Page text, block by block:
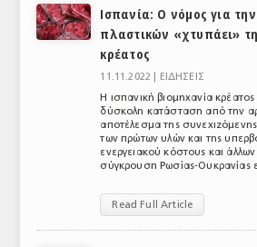
ΕΜΠΟΡΙΚΟΙ ΑΝΤΙΠΡΟΣΩΠΟΙ
ΕΛΛΗΝΙΚΗ ΝΟΜΟΘΕΣΙΑ
ΕΥΡΩΠΑΪΚΗ ΝΟΜΟΘΕΣΙΑ
ΑΡΧΕΙΟ ΤΕΥΧΩΝ
Ισπανία: Ο νόμος για
πλαστικών «χτυπάει»
κρέατος
11.11.2022 |
ΕΙΔΗΣΕΙΣ
Η ισπανική βιομηχανία κρέατος
δύσκολη κατάσταση από την
αποτέλεσμα της
των πρώτων υλών και της
ενεργειακού κόστους και
σύγκρουση Ρωσίας-Ουκρανίας
Read Full Article